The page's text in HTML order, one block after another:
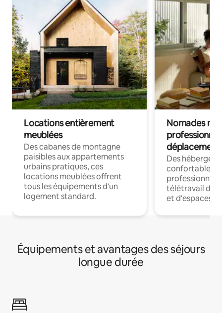
Locations entièrement
meublées
Des cabanes de montagne
paisibles aux appartements
urbains pratiques, ces
locations meublées offrent
tous les équipements d'un
logement standard.
Nomades
déplacement
Des
confortables
professionnels
télétravail
et d'espaces
Équipements et avantages des séjours
longue durée